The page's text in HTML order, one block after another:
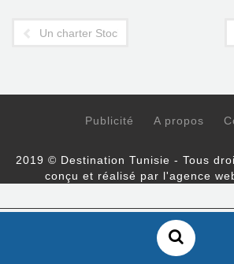
Un charter Stockholm-Tunis assuré
Publicité A propos
2019 © Destination Tunisie - Tous
conçu et réalisé par l'agence